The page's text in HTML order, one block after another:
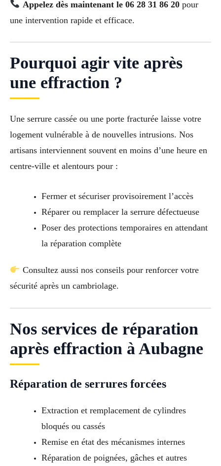
Appelez dès maintenant le 06 28 31 86 20pour
une intervention rapide et efficace.
Pourquoi agir vite après
une effraction ?
Une serrure cassée ou une porte fracturée laisse votre
logement vulnérable à de nouvelles intrusions. Nos
artisans interviennent souvent en moins d’une heure en
centre-ville et alentours pour :
Fermer et sécuriser provisoirement l’accès
Réparer ou remplacer la serrure défectueuse
Poser des protections temporaires en attendant
la réparation complète
Consultez aussi nos conseils pour renforcer votre
sécurité après un cambriolage.
Nos services de réparation
après effraction à Aubagne
Réparation de serrures forcées
Extraction et remplacement de cylindres
bloqués ou cassés
Remise en état des mécanismes internes
Réparation de poignées, gâches et autres